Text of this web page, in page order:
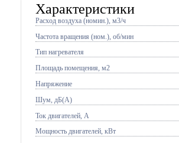
Характеристики
Расход воздуха (номин.), м3/ч
Частота вращения (ном.), об/мин
Тип нагревателя
Площадь помещения, м2
Напряжение
Шум, дБ(А)
Ток двигателей, А
Мощность двигателей, кВт